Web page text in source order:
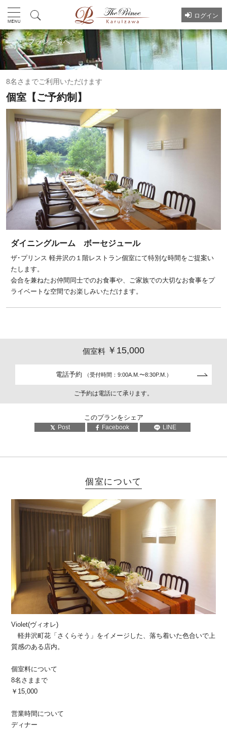
ログイン
プラン一覧へ
8名さまでご利用いただけます
個室【ご予約制】
ダイニングルーム ボーセジュール
ザ･プリンス 軽井沢の１階レストラン個室にて特別な時間をご提案い
たします。
会合を兼ねたお仲間同士でのお食事や、ご家族での大切なお食事をプ
ライベートな空間でお楽しみいただけます。
個室料 ￥15,000
電話予約 （受付時間：9:00A.M.〜8:30P.M.）
ご予約は電話にて承ります。
このプランをシェア
Post Facebook LINE
個室について
Violet(ヴィオレ)
軽井沢町花「さくらそう」をイメージした、落ち着いた色合いで上
質感のある店内。
個室料について
8名さままで
￥15,000
営業時間について
ディナー